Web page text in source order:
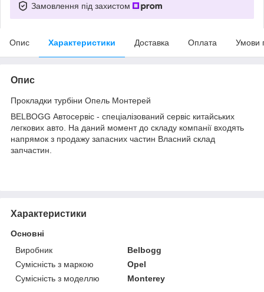
Замовлення під захистом
Опис Характеристики Доставка Оплата Умови
Опис
Прокладки турбіни Опель Монтерей
BELBOGG Автосервіс - спеціалізований сервіс китайських
легкових авто. На даний момент до складу компанії входять
напрямок з продажу запасних частин Власний склад
запчастин.
Характеристики
Основні
Виробник
Belbogg
Сумісність з маркою
Opel
Сумісність з моделлю
Monterey